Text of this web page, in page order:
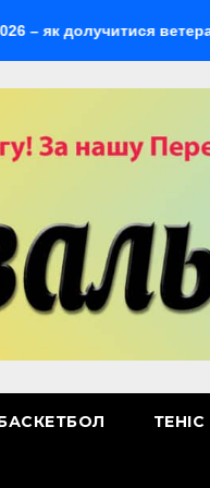
ветеранам
ТЕНІС